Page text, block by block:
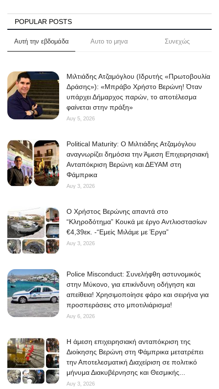
POPULAR POSTS
Αυτή την εβδομάδα Αυτο το μηνα Συνεχώς
Μιλτιάδης Ατζαμόγλου (Ιδρυτής «Πρωτοβουλία
Δράσης»): «Μπράβο Χρήστο Βερώνη! Όταν
υπάρχει Δήμαρχος παρών, το αποτέλεσμα
φαίνεται στην πράξη»
Αυγ 5, 2026
Political Maturity: Ο Μιλτιάδης Ατζαμόγλου
αναγνωρίζει δημόσια την Άμεση Επιχειρησιακή
Ανταπόκριση Βερώνη και ΔΕΥΑΜ στη
Φάμπρικα
Αυγ 3, 2026
O Χρήστος Βερώνης απαντά στο
“Κληροδότημα” Κουκά με έργο Αντλιοστασίων
€4,39εκ. -“Εμείς Μιλάμε με Έργα”
Αυγ 3, 2026
Police Misconduct: Συνελήφθη αστυνομικός
στην Μύκονο, για επικίνδυνη οδήγηση και
απείθεια! Χρησιμοποίησε φάρο και σειρήνα για
προσπεράσεις στο μποτιλιάρισμα!
Αυγ 6, 2026
Η άμεση επιχειρησιακή ανταπόκριση της
Διοίκησης Βερώνη στη Φάμπρικα μετατρέπει
την Αποτελεσματική Διαχείριση σε πολιτικό
μήνυμα Διακυβέρνησης και Θεσμικής...
Αυγ 3, 2026